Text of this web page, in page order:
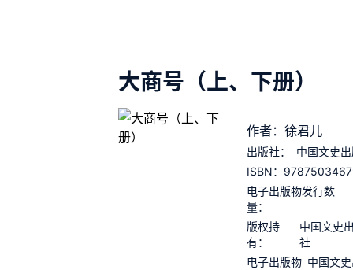
大商号（上、下册）
作者：徐君儿
出版社：
中国文史
ISBN：
电子出版物发行数
量：
版权持
有：
中国文史
社
电子出版物 中国文